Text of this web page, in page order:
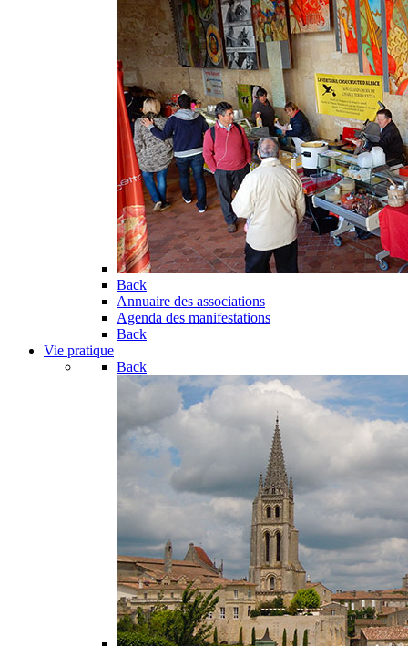
Back
Annuaire des associations
Agenda des manifestations
Back
Vie pratique
Back